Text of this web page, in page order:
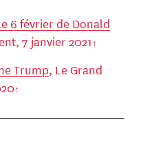
6 février de Donald
7 janvier 2021
Trump, Le Grand